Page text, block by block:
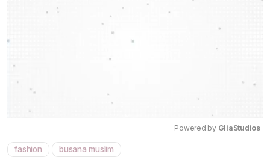
Powered by GliaStudios
fashion busana muslim